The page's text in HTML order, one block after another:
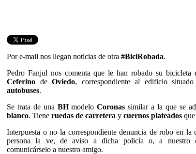
Por e-mail nos llegan noticias de otra #BiciRobada.
Pedro Fanjul nos comenta que le han robado su bicicleta
Ceferino deOviedo, correspondiente al edificio situado
autobuses.
Se trata de una BHmodeloCoronas similar a la que se
blanco. Tiene ruedas de carretera y cuernos plateados
Interpuesta o no la correspondiente denuncia de robo en la
persona la ve, de aviso a dicha policía o, a nuestro
comunicárselo a nuestro amigo.